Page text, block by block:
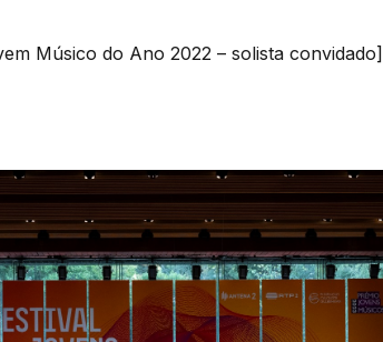
Músico do Ano 2022 – solista convidado]